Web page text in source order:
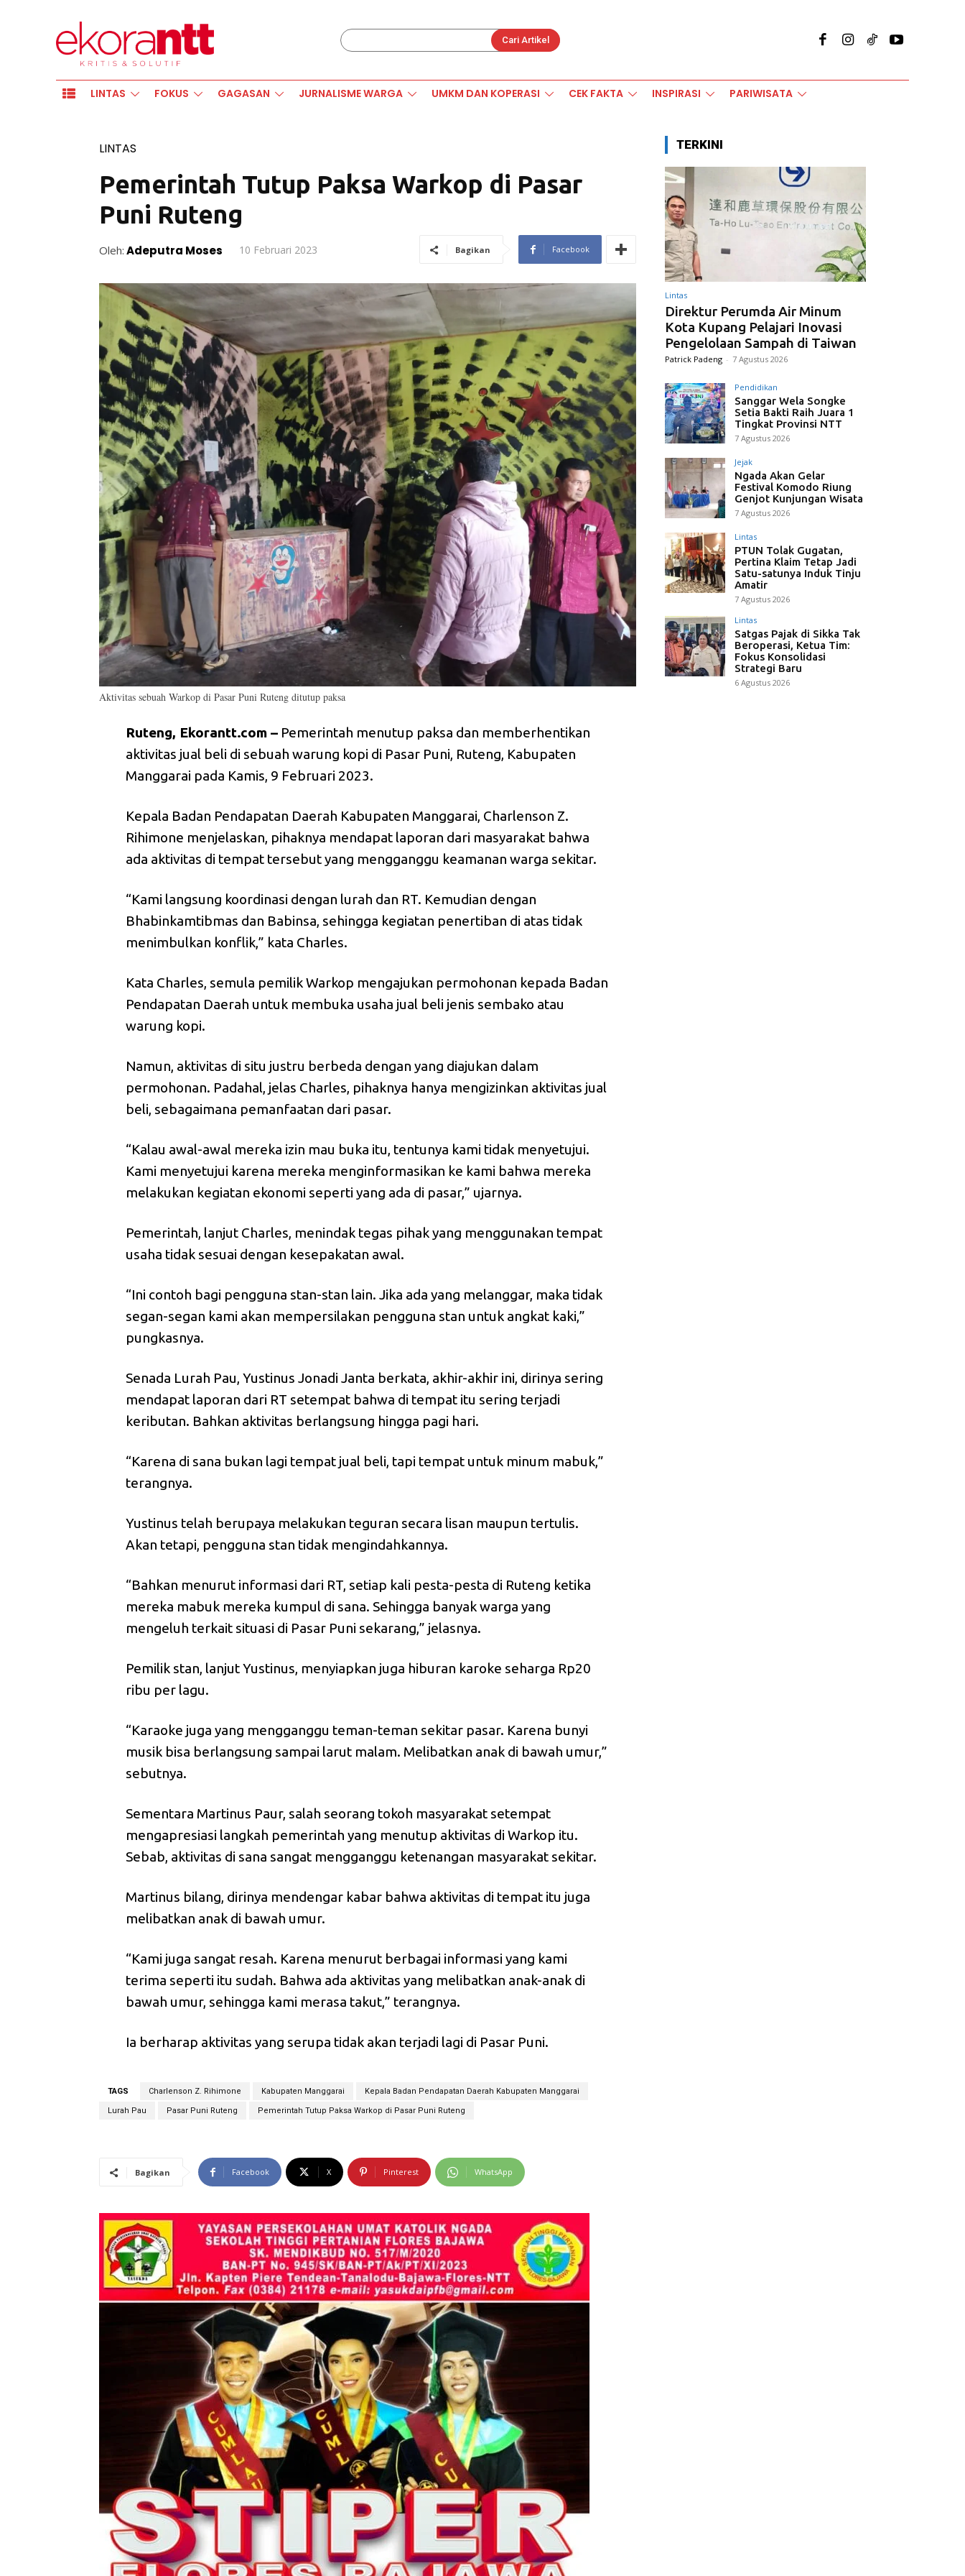
Cari Artikel
LINTAS FOKUS GAGASAN JURNALISME WARGA UMKM DAN KOPERASI CEK FAKTA INSPIRASI PARIWISATA
LINTAS
Pemerintah Tutup Paksa Warkop di Pasar
Puni Ruteng
Oleh: Adeputra Moses 10 Februari 2023 Bagikan Facebook
Aktivitas sebuah Warkop di Pasar Puni Ruteng ditutup paksa
Ruteng, Ekorantt.com – Pemerintah menutup paksa dan memberhentikan
aktivitas jual beli di sebuah warung kopi di Pasar Puni, Ruteng, Kabupaten
Manggarai pada Kamis, 9 Februari 2023.
Kepala Badan Pendapatan Daerah Kabupaten Manggarai, Charlenson Z.
Rihimone menjelaskan, pihaknya mendapat laporan dari masyarakat bahwa
ada aktivitas di tempat tersebut yang mengganggu keamanan warga sekitar.
“Kami langsung koordinasi dengan lurah dan RT. Kemudian dengan
Bhabinkamtibmas dan Babinsa, sehingga kegiatan penertiban di atas tidak
menimbulkan konflik,” kata Charles.
Kata Charles, semula pemilik Warkop mengajukan permohonan kepada Badan
Pendapatan Daerah untuk membuka usaha jual beli jenis sembako atau
warung kopi.
Namun, aktivitas di situ justru berbeda dengan yang diajukan dalam
permohonan. Padahal, jelas Charles, pihaknya hanya mengizinkan aktivitas jual
beli, sebagaimana pemanfaatan dari pasar.
“Kalau awal-awal mereka izin mau buka itu, tentunya kami tidak menyetujui.
Kami menyetujui karena mereka menginformasikan ke kami bahwa mereka
melakukan kegiatan ekonomi seperti yang ada di pasar,” ujarnya.
Pemerintah, lanjut Charles, menindak tegas pihak yang menggunakan tempat
usaha tidak sesuai dengan kesepakatan awal.
“Ini contoh bagi pengguna stan-stan lain. Jika ada yang melanggar, maka tidak
segan-segan kami akan mempersilakan pengguna stan untuk angkat kaki,”
pungkasnya.
Senada Lurah Pau, Yustinus Jonadi Janta berkata, akhir-akhir ini, dirinya sering
mendapat laporan dari RT setempat bahwa di tempat itu sering terjadi
keributan. Bahkan aktivitas berlangsung hingga pagi hari.
“Karena di sana bukan lagi tempat jual beli, tapi tempat untuk minum mabuk,”
terangnya.
Yustinus telah berupaya melakukan teguran secara lisan maupun tertulis.
Akan tetapi, pengguna stan tidak mengindahkannya.
“Bahkan menurut informasi dari RT, setiap kali pesta-pesta di Ruteng ketika
mereka mabuk mereka kumpul di sana. Sehingga banyak warga yang
mengeluh terkait situasi di Pasar Puni sekarang,” jelasnya.
Pemilik stan, lanjut Yustinus, menyiapkan juga hiburan karoke seharga Rp20
ribu per lagu.
“Karaoke juga yang mengganggu teman-teman sekitar pasar. Karena bunyi
musik bisa berlangsung sampai larut malam. Melibatkan anak di bawah umur,”
sebutnya.
Sementara Martinus Paur, salah seorang tokoh masyarakat setempat
mengapresiasi langkah pemerintah yang menutup aktivitas di Warkop itu.
Sebab, aktivitas di sana sangat mengganggu ketenangan masyarakat sekitar.
Martinus bilang, dirinya mendengar kabar bahwa aktivitas di tempat itu juga
melibatkan anak di bawah umur.
“Kami juga sangat resah. Karena menurut berbagai informasi yang kami
terima seperti itu sudah. Bahwa ada aktivitas yang melibatkan anak-anak di
bawah umur, sehingga kami merasa takut,” terangnya.
Ia berharap aktivitas yang serupa tidak akan terjadi lagi di Pasar Puni.
TAGS Charlenson Z. Rihimone Kabupaten Manggarai Kepala Badan Pendapatan Daerah Kabupaten Manggarai
Lurah Pau Pasar Puni Ruteng Pemerintah Tutup Paksa Warkop di Pasar Puni Ruteng
Bagikan Facebook X Pinterest WhatsApp
TERKINI
Lintas
Direktur Perumda Air Minum
Kota Kupang Pelajari Inovasi
Pengelolaan Sampah di Taiwan
Patrick Padeng - 7 Agustus 2026
Pendidikan
Sanggar Wela Songke
Setia Bakti Raih Juara 1
Tingkat Provinsi NTT
7 Agustus 2026
Jejak
Ngada Akan Gelar
Festival Komodo Riung
Genjot Kunjungan Wisata
7 Agustus 2026
Lintas
PTUN Tolak Gugatan,
Pertina Klaim Tetap Jadi
Satu-satunya Induk Tinju
Amatir
7 Agustus 2026
Lintas
Satgas Pajak di Sikka Tak
Beroperasi, Ketua Tim:
Fokus Konsolidasi
Strategi Baru
6 Agustus 2026